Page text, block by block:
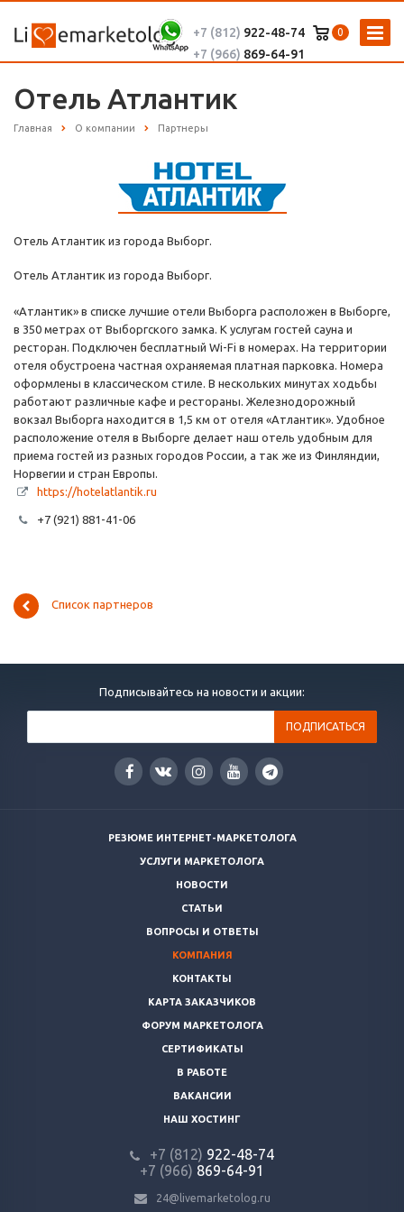
0
+7 (812) 922-48-74
+7 (966) 869-64-91
Отель Атлантик
Главная О компании Партнеры
Отель Атлантик из города Выборг.
Отель Атлантик из города Выборг.
«Атлантик» в списке лучшие отели Выборга расположен в Выборге,
в 350 метрах от Выборгского замка. К услугам гостей сауна и
ресторан. Подключен бесплатный Wi-Fi в номерах. На территории
отеля обустроена частная охраняемая платная парковка. Номера
оформлены в классическом стиле. В нескольких минутах ходьбы
работают различные кафе и рестораны. Железнодорожный
вокзал Выборга находится в 1,5 км от отеля «Атлантик». Удобное
расположение отеля в Выборге делает наш отель удобным для
приема гостей из разных городов России, а так же из Финляндии,
Норвегии и стран Европы.
https://hotelatlantik.ru
+7 (921) 881-41-06
Список партнеров
Подписывайтесь на новости и акции:
РЕЗЮМЕ ИНТЕРНЕТ-МАРКЕТОЛОГА
УСЛУГИ МАРКЕТОЛОГА
НОВОСТИ
СТАТЬИ
ВОПРОСЫ И ОТВЕТЫ
КОМПАНИЯ
КОНТАКТЫ
КАРТА ЗАКАЗЧИКОВ
ФОРУМ МАРКЕТОЛОГА
СЕРТИФИКАТЫ
В РАБОТЕ
ВАКАНСИИ
НАШ ХОСТИНГ
+7 (812) 922-48-74
+7 (966) 869-64-91
24@livemarketolog.ru